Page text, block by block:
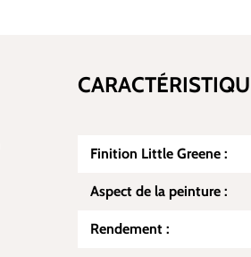
Finition Little Greene :
Aspect de la peinture :
Rendement :